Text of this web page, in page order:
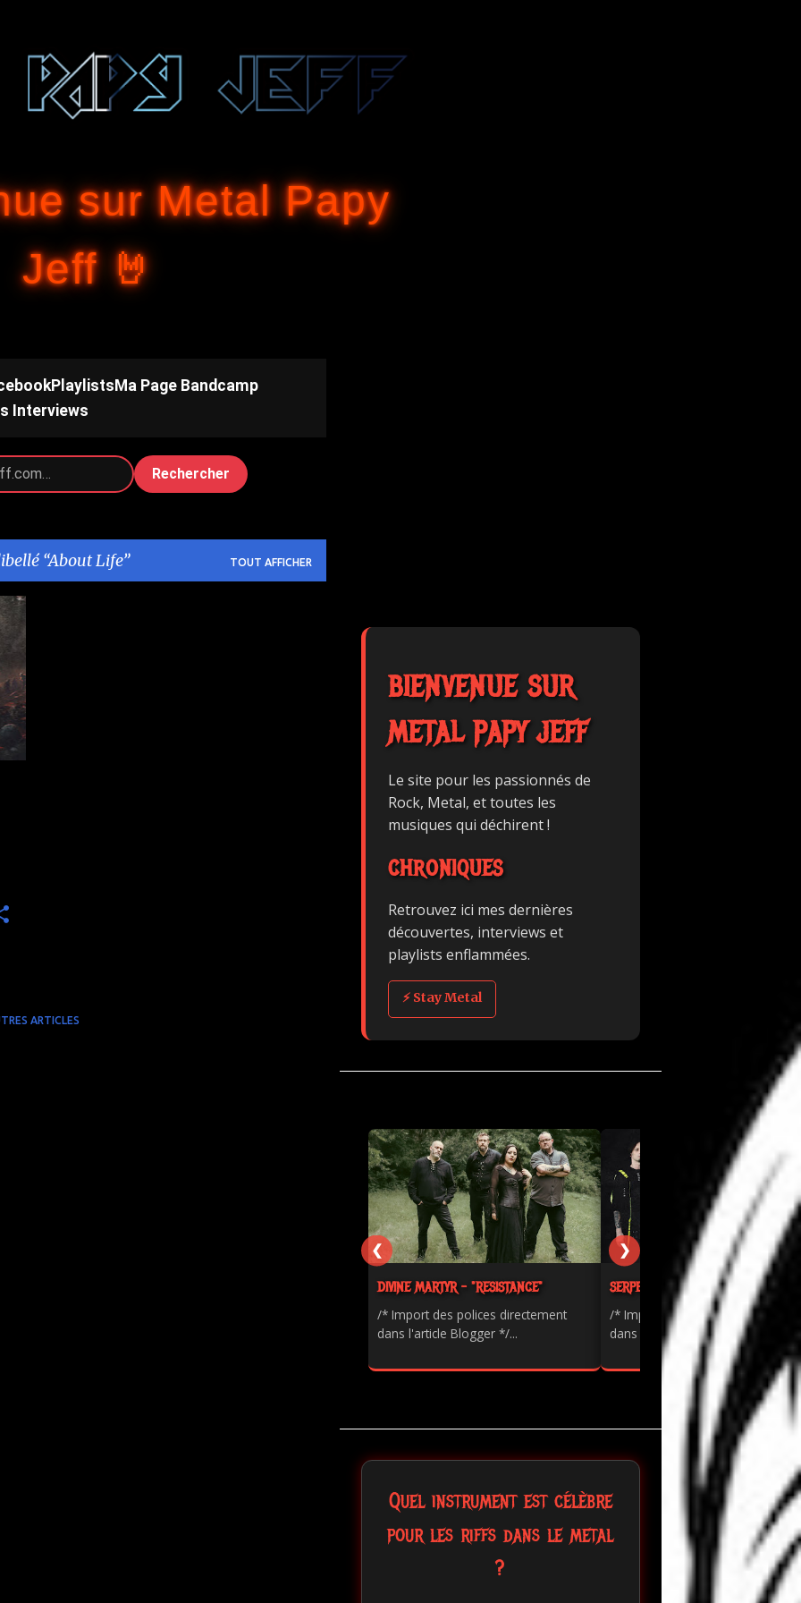
sur Metal Papy
Jeff 🤘
Playlists Ma Page Bandcamp
Interviews
Rechercher
About Life TOUT AFFICHER
3
ARTICLES
BIENVENUE SUR
METAL PAPY JEFF
Le site pour les passionnés de
Rock, Metal, et toutes les
musiques qui déchirent !
CHRONIQUES
Retrouvez ici mes dernières
découvertes, interviews et
playlists enflammées.
⚡ Stay Metal
DIVINE MARTYR - "RESISTANCE"
/* Import des polices directement
dans l'article Blogger */...
SERPENTS - "PAINKILLER"
/* Import des polices directement
dans l'article Blogger */...
❮ ❯
Quel instrument est célèbre
pour les riffs dans le metal
?